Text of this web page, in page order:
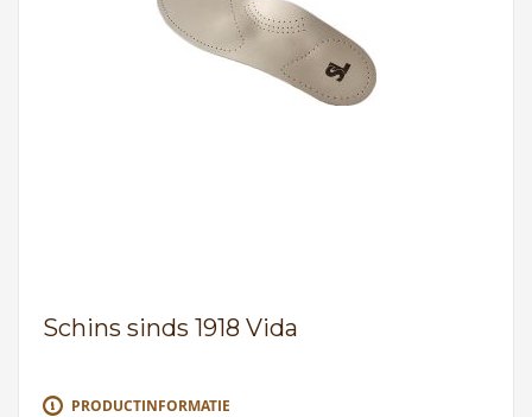
Schins sinds 1918 Vida
PRODUCTINFORMATIE